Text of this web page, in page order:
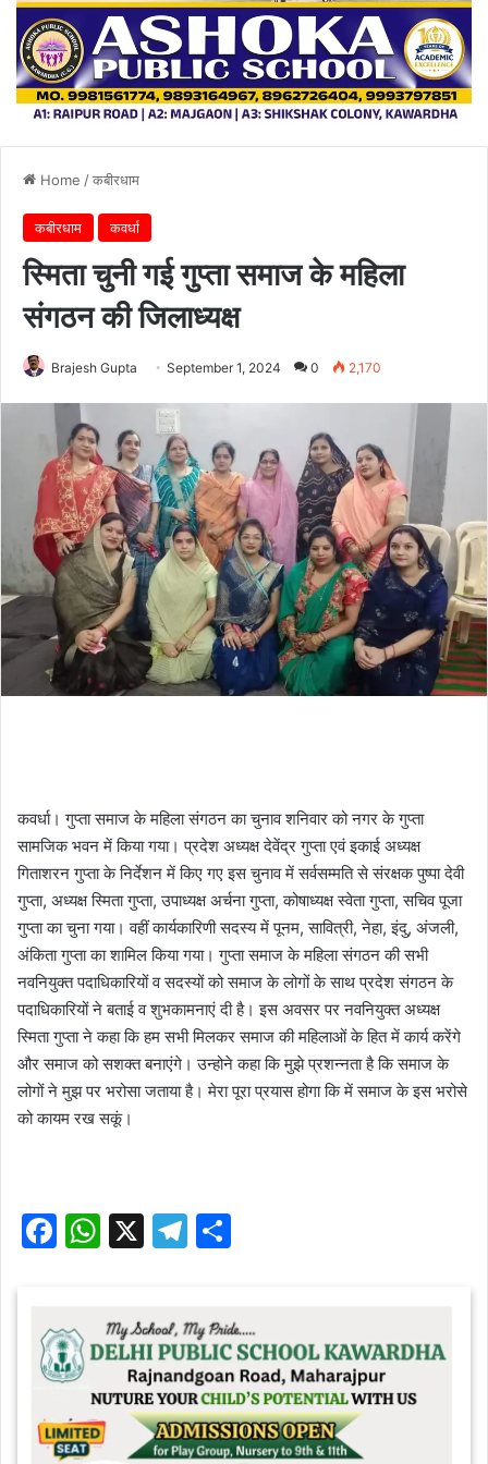
Home /कबीरधाम
कबीरधाम कवर्धा
स्मिता चुनी गई गुप्ता समाज के महिला
संगठन की जिलाध्यक्ष
Brajesh Gupta September 1, 2024 0 2,170
कवर्धा। गुप्ता समाज के महिला संगठन का चुनाव शनिवार को नगर के गुप्ता
सामजिक भवन में किया गया। प्रदेश अध्यक्ष देवेंद्र गुप्ता एवं इकाई अध्यक्ष
गिताशरन गुप्ता के निर्देशन में किए गए इस चुनाव में सर्वसम्मति से संरक्षक पुष्पा देवी
गुप्ता, अध्यक्ष स्मिता गुप्ता, उपाध्यक्ष अर्चना गुप्ता, कोषाध्यक्ष स्वेता गुप्ता, सचिव पूजा
गुप्ता का चुना गया। वहीं कार्यकारिणी सदस्य में पूनम, सावित्री, नेहा, इंदु, अंजली,
अंकिता गुप्ता का शामिल किया गया। गुप्ता समाज के महिला संगठन की सभी
नवनियुक्त पदाधिकारियों व सदस्यों को समाज के लोगों के साथ प्रदेश संगठन के
पदाधिकारियों ने बताई व शुभकामनाएं दी है। इस अवसर पर नवनियुक्त अध्यक्ष
स्मिता गुप्ता ने कहा कि हम सभी मिलकर समाज की महिलाओं के हित में कार्य करेंगे
और समाज को सशक्त बनाएंगे। उन्होने कहा कि मुझे प्रशन्नता है कि समाज के
लोगों ने मुझ पर भरोसा जताया है। मेरा पूरा प्रयास होगा कि में समाज के इस भरोसे
को कायम रख सकूं।
F
e
b
o
W
s
A
p
p
X
T
gr
a
m
e